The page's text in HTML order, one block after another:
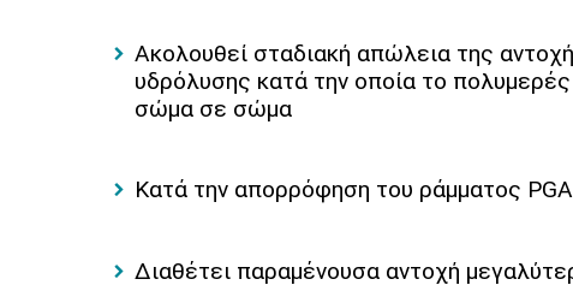
Ακολουθεί σταδιακή απώλεια της
υδρόλυσης κατά την οποία το
σώμα σε σώμα
Κατά την απορρόφηση του ράμματος
Διαθέτει παραμένουσα αντοχή